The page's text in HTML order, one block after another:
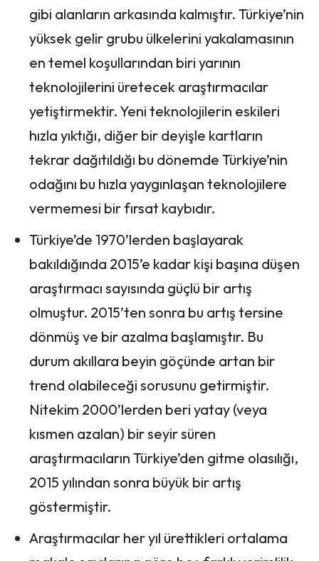
gibi alanların arkasında kalmıştır. Türkiye’nin
yüksek gelir grubu ülkelerini yakalamasının
en temel koşullarından biri yarının
teknolojilerini üretecek araştırmacılar
yetiştirmektir. Yeni teknolojilerin eskileri
hızla yıktığı, diğer bir deyişle kartların
tekrar dağıtıldığı bu dönemde Türkiye’nin
odağını bu hızla yaygınlaşan teknolojilere
vermemesi bir fırsat kaybıdır.
Türkiye’de 1970’lerden başlayarak
bakıldığında 2015’e kadar kişi başına düşen
araştırmacı sayısında güçlü bir artış
olmuştur. 2015’ten sonra bu artış tersine
dönmüş ve bir azalma başlamıştır. Bu
durum akıllara beyin göçünde artan bir
trend olabileceği sorusunu getirmiştir.
Nitekim 2000’lerden beri yatay (veya
kısmen azalan) bir seyir süren
araştırmacıların Türkiye’den gitme olasılığı,
2015 yılından sonra büyük bir artış
göstermiştir.
Araştırmacılar her yıl ürettikleri ortalama